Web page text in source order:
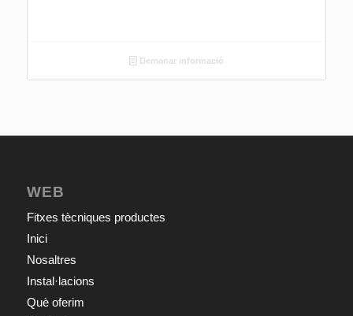
Demanar informació
WEB
Fitxes tècniques productes
Inici
Nosaltres
Instal·lacions
Què oferim